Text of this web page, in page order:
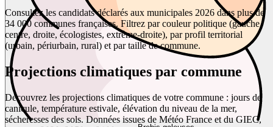
Consultez les candidats déclarés aux municipales 2026 dans plus de
34 000 communes françaises. Filtrez par couleur politique (gauche,
centre, droite, écologistes, extrême-droite), par profil territorial
(urbain, périurbain, rural) et par taille de commune.
Projections climatiques par commune
Découvrez les projections climatiques de votre commune : jours de
canicule, température estivale, élévation du niveau de la mer,
sécheresses des sols. Données issues de Météo France et du GIEC,